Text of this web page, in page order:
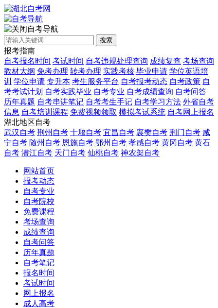
自考导航
搜索
报考指南
自考报名时间 考试时间 自考违规处理查询 成绩复查 考场查询
教材大纲 免考办理 转考办理 实践考核 毕业申请 学位英语培
训 学位申请 专升本 考生服务平台 自考报考动态 自考政策 自
考考试计划 自考实践毕业 自考专业 自考成绩查询 自考问答
历年真题 自考串讲笔记 自考考生手记 自考学习方法 外省自考
信息 自考培训课程 免费视频领取 模拟考试系统 自考网上报名
湖北地区自考
武汉自考 荆州自考 十堰自考 宜昌自考 襄樊自考 荆门自考 咸
宁自考 随州自考 恩施自考 鄂州自考 孝感自考 黄冈自考 黄石
自考 潜江自考 天门自考 仙桃自考 神农架自考
网站首页
报考动态
自考专业
自考院校
免费课程
考场查询
成绩查询
自考问答
历年真题
自考笔记
报名时间
考试时间
网上报名
成人高考